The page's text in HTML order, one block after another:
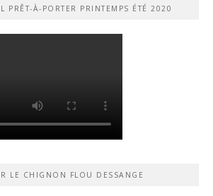
PRÊT-À-PORTER PRINTEMPS ÉTÉ 2020
LE CHIGNON FLOU DESSANGE